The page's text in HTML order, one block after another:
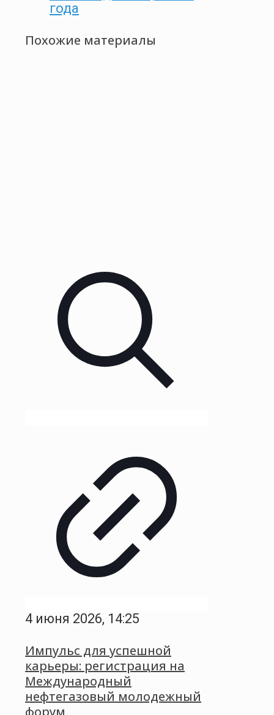
года
Похожие материалы
4 июня 2026, 14:25
Импульс для успешной
карьеры: регистрация на
Международный
нефтегазовый молодежный
форум